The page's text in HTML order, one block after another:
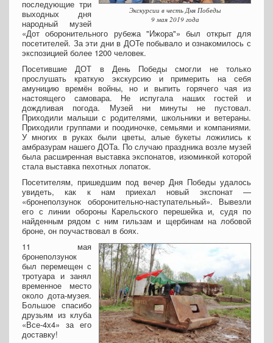
Экскурсии в честь Дня Победы
9 мая 2019 года
последующие три
выходных дня
народный музей
«Дот оборонительного рубежа "Ижора"» был открыт для
посетителей. За эти дни в ДОТе побывало и ознакомилось с
экспозицией более 1200 человек.
Посетившие ДОТ в День Победы смогли не только
прослушать краткую экскурсию и примерить на себя
амуницию времён войны, но и выпить горячего чая из
настоящего самовара. Не испугала наших гостей и
дождливая погода. Музей ни минуты не пустовал.
Приходили малыши с родителями, школьники и ветераны.
Приходили группами и поодиночке, семьями и компаниями.
У многих в руках были цветы, алые букеты ложились к
амбразурам нашего ДОТа. По случаю праздника возле музей
была расширенная выставка экспонатов, изюминкой которой
стала выставка пехотных лопаток.
Посетителям, пришедшим под вечер Дня Победы удалось
увидеть, как к нам приехал новый экспонат —
«бронеползунок оборонительно-наступательный». Вывезли
его с линии обороны Карельского перешейка и, судя по
найденным рядом с ним гильзам и щербинам на лобовой
броне, он поучаствовал в боях.
11 мая
бронеползунок
был перемещен с
тротуара и занял
временное место
около дота-музея.
Большое спасибо
друзьям из клуба
«Все-4х4» за его
доставку!